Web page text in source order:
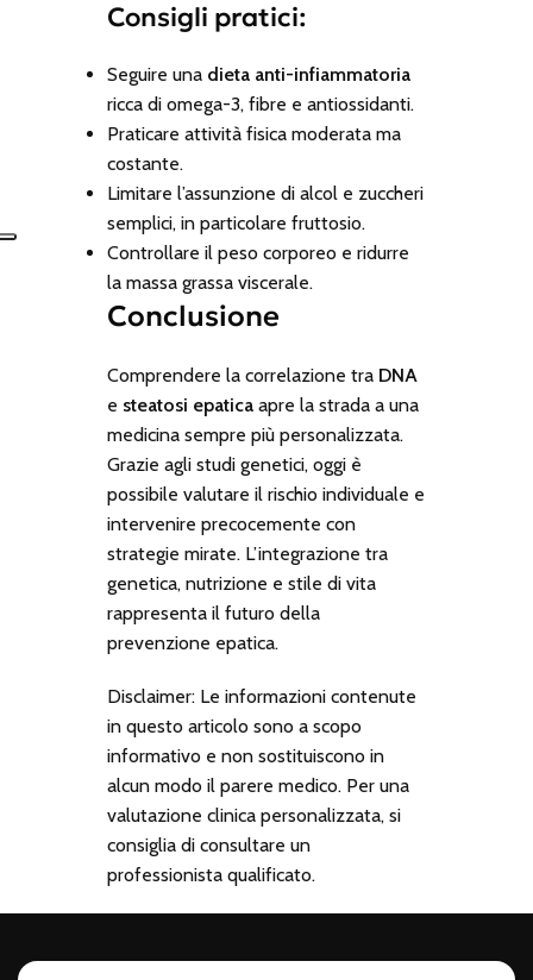
Consigli pratici:
Seguire una dieta anti-infiammatoria
ricca di omega-3, fibre e antiossidanti.
Praticare attività fisica moderata ma
costante.
Limitare l’assunzione di alcol e zuccheri
semplici, in particolare fruttosio.
Controllare il peso corporeo e ridurre
la massa grassa viscerale.
Conclusione
Comprendere la correlazione tra DNA
e steatosi epaticaapre la strada a una
medicina sempre più personalizzata.
Grazie agli studi genetici, oggi è
possibile valutare il rischio individuale e
intervenire precocemente con
strategie mirate. L’integrazione tra
genetica, nutrizione e stile di vita
rappresenta il futuro della
prevenzione epatica.
Disclaimer: Le informazioni contenute
in questo articolo sono a scopo
informativo e non sostituiscono in
alcun modo il parere medico. Per una
valutazione clinica personalizzata, si
consiglia di consultare un
professionista qualificato.